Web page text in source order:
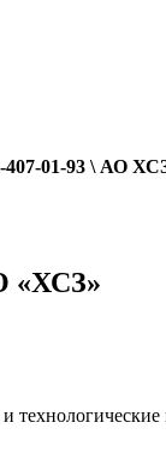
01-93 \ АО ХСЗ